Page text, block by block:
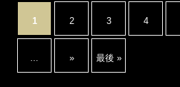
1 2 3 4
» 最後 »